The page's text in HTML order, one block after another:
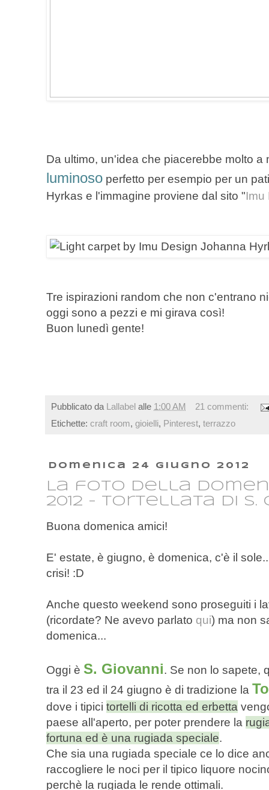
Da ultimo, un'idea che piacerebbe molto a
luminoso perfetto per esempio per un
Hyrkas e l'immagine proviene dal sito "Imu
Tre ispirazioni random che non c'entrano
oggi sono a pezzi e mi girava così!
Buon lunedì gente!
Pubblicato da Lallabel alle 1:00 AM
21 commenti:
Etichette: craft room, gioielli, Pinterest, terrazzo
domenica 24 giugno 2012
La foto della
2012 - Tortellata di S.
Buona domenica amici!
E' estate, è giugno, è domenica, c'è il
crisi! :D
Anche questo weekend sono proseguiti i
(ricordate? Ne avevo parlato qui) ma non
domenica...
Oggi è S. Giovanni. Se non lo sapete,
tra il 23 ed il 24 giugno è di tradizione la
dove i tipici tortelli di ricotta ed erbetta
paese all'aperto, per poter prendere la
fortuna ed è una rugiada speciale.
Che sia una rugiada speciale ce lo dice
raccogliere le noci per il tipico liquore
perchè la rugiada le rende ottimali.